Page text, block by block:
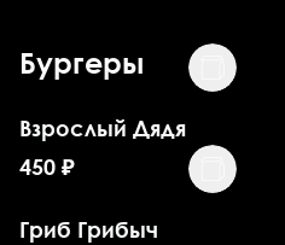
Бургеры
Взрослый Дядя
450 ₽
Гриб Грибыч